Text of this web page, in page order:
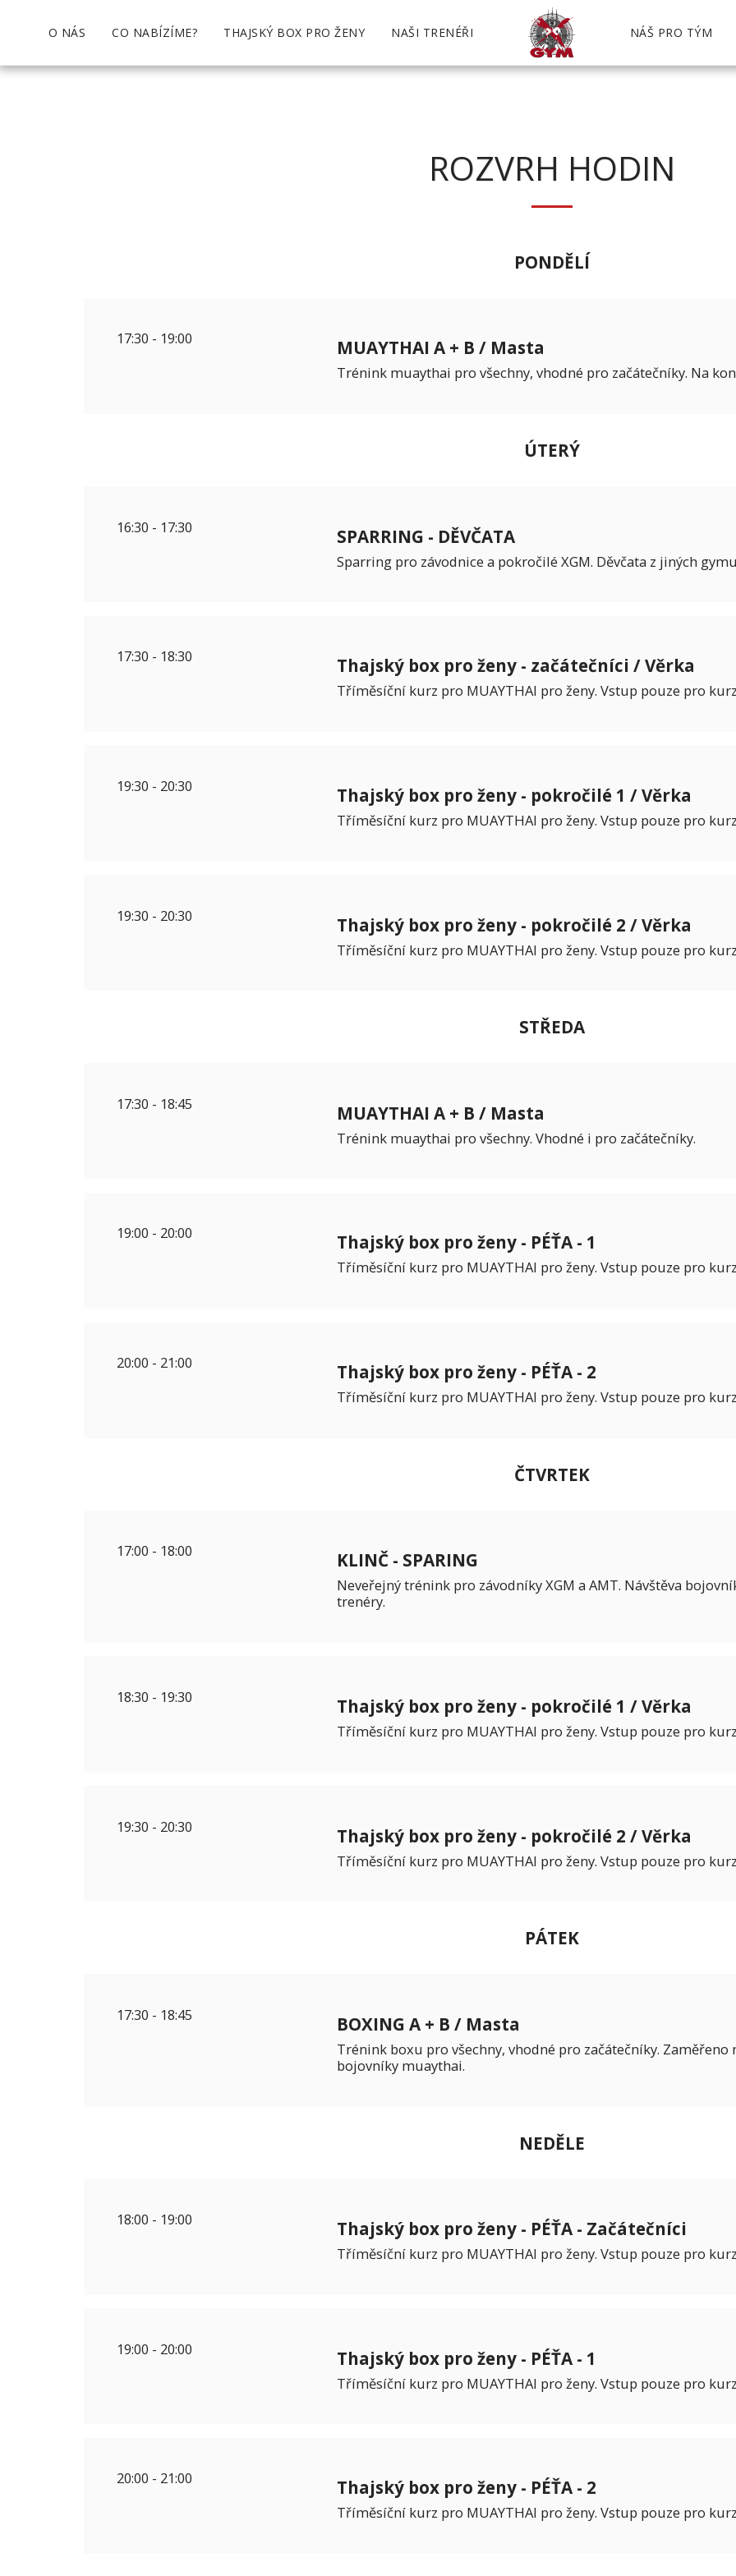
O NÁS CO NABÍZÍME? THAJSKÝ BOX PRO ŽENY NAŠI TRENÉŘI NÁŠ PRO TÝM
ROZVRH HODIN
PONDĚLÍ
17:30 - 19:00 MUAYTHAI A + B / Masta
Trénink muaythai pro všechny, vhodné pro začátečníky. Na
ÚTERÝ
16:30 - 17:30 SPARRING - DĚVČATA
Sparring pro závodnice a pokročilé XGM. Děvčata z jiných
17:30 - 18:30 Thajský box pro ženy - začátečníci / Věrka
Tříměsíční kurz pro MUAYTHAI pro ženy. Vstup pouze pro
19:30 - 20:30 Thajský box pro ženy - pokročilé 1 / Věrka
Tříměsíční kurz pro MUAYTHAI pro ženy. Vstup pouze pro
19:30 - 20:30 Thajský box pro ženy - pokročilé 2 / Věrka
Tříměsíční kurz pro MUAYTHAI pro ženy. Vstup pouze pro
STŘEDA
17:30 - 18:45 MUAYTHAI A + B / Masta
Trénink muaythai pro všechny. Vhodné i pro začátečníky.
19:00 - 20:00 Thajský box pro ženy - PÉŤA - 1
Tříměsíční kurz pro MUAYTHAI pro ženy. Vstup pouze pro
20:00 - 21:00 Thajský box pro ženy - PÉŤA - 2
Tříměsíční kurz pro MUAYTHAI pro ženy. Vstup pouze pro
ČTVRTEK
17:00 - 18:00 KLINČ - SPARING
Neveřejný trénink pro závodníky XGM a AMT. Návštěva
trenéry.
18:30 - 19:30 Thajský box pro ženy - pokročilé 1 / Věrka
Tříměsíční kurz pro MUAYTHAI pro ženy. Vstup pouze pro
19:30 - 20:30 Thajský box pro ženy - pokročilé 2 / Věrka
Tříměsíční kurz pro MUAYTHAI pro ženy. Vstup pouze pro
PÁTEK
17:30 - 18:45 BOXING A + B / Masta
Trénink boxu pro všechny, vhodné pro začátečníky.
bojovníky muaythai.
NEDĚLE
18:00 - 19:00 Thajský box pro ženy - PÉŤA - Začátečníci
Tříměsíční kurz pro MUAYTHAI pro ženy. Vstup pouze pro
19:00 - 20:00 Thajský box pro ženy - PÉŤA - 1
Tříměsíční kurz pro MUAYTHAI pro ženy. Vstup pouze pro
20:00 - 21:00 Thajský box pro ženy - PÉŤA - 2
Tříměsíční kurz pro MUAYTHAI pro ženy. Vstup pouze pro